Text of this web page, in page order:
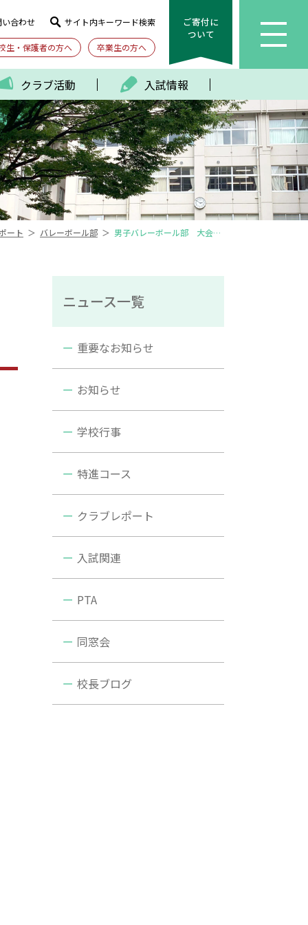
い合わせ サイト内キーワード検索
生・保護者の方へ 卒業生の方へ
ご寄付に
ついて
クラブ活動 入試情報
ート ＞ バレーボール部 ＞ 男子バレーボール部 大会結果報告（12～1月）
ニュース一覧
重要なお知らせ
お知らせ
学校行事
特進コース
クラブレポート
入試関連
PTA
同窓会
校長ブログ